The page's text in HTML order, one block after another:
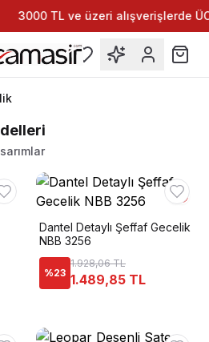
3000 TL ve üzeri alışverişlerde
Dantel Detaylı Şeffaf Gecelik
NBB 3256
%23
1.928,06 TL
1.489,85 TL